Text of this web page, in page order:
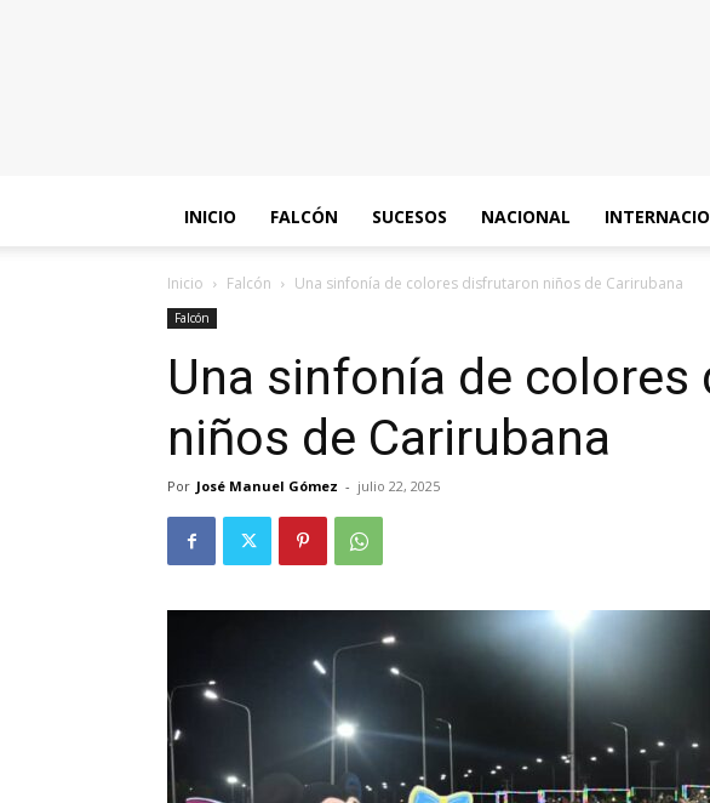
INICIO FALCÓN SUCESOS NACIONAL
Inicio Falcón Una sinfonía de colores disfrutaron niños de Carirubana
Falcón
Una sinfonía de
niños de Carirubana
Por José Manuel Gómez - julio 22, 2025